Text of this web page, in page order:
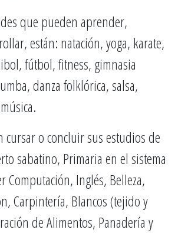
que pueden aprender,
están: natación, yoga, karate,
fútbol, fitness, gimnasia
danza folklórica, salsa,
cursar o concluir sus estudios de
sabatino, Primaria en el sistema
Computación, Inglés, Belleza,
Carpintería, Blancos (tejido y
de Alimentos, Panadería y